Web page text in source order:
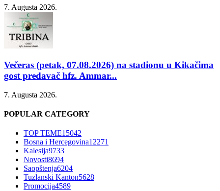
7. Augusta 2026.
Večeras (petak, 07.08.2026) na stadionu u Kikačima
gost predavač hfz. Ammar...
7. Augusta 2026.
POPULAR CATEGORY
TOP TEME15042
Bosna i Hercegovina12271
Kalesija9733
Novosti8694
Saopštenja6204
Tuzlanski Kanton5628
Promocija4589